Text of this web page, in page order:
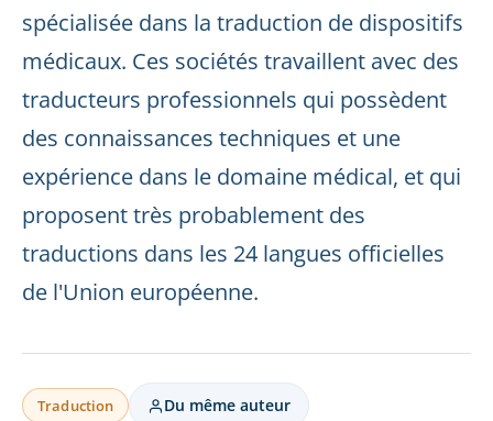
spécialisée dans la traduction de dispositifs
médicaux. Ces sociétés travaillent avec des
traducteurs professionnels qui possèdent
des connaissances techniques et une
expérience dans le domaine médical, et qui
proposent très probablement des
traductions dans les 24 langues officielles
de l'Union européenne.
Traduction Du même auteur